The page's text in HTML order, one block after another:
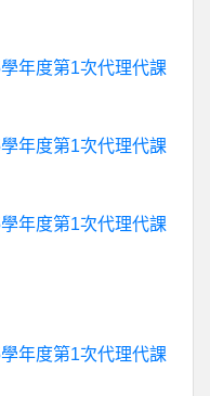
年度第1次代理代課
年度第1次代理代課
年度第1次代理代課
年度第1次代理代課